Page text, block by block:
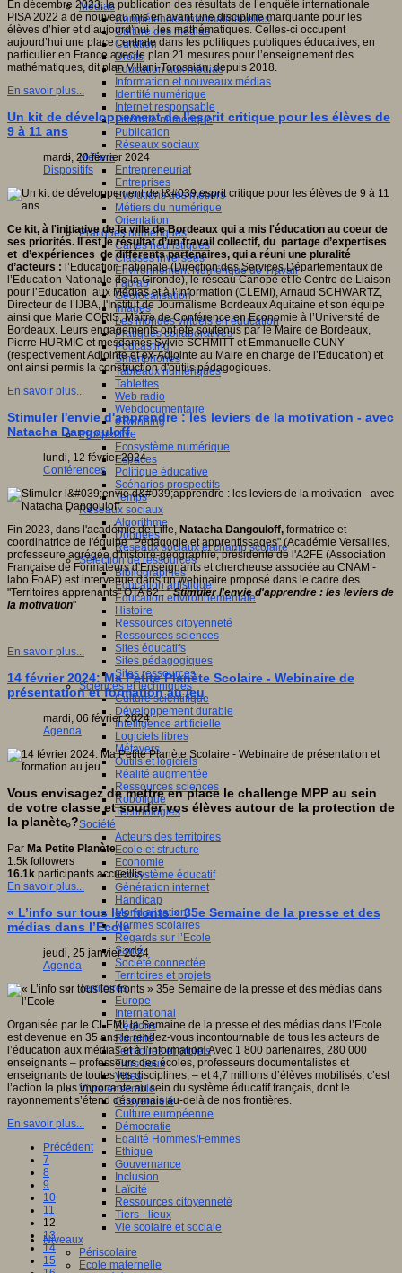
Médias
Compétences informationnelles
Culture des médias
Curation
Droits
Education aux médias
Information et nouveaux médias
Identité numérique
Internet responsable
Littératie numérique
Publication
Réseaux sociaux
Métiers
Entrepreneuriat
Entreprises
Evolutions des métiers
Métiers du numérique
Orientation
Pratiques numériques
Cartes heuristiques
Classes inversées
Environnement Numérique de Travail
Fablab
Géolocalisation
Images
Les mondes virtuels en éducation
Pratiques collaboratives
Podcasting
Smartphones
Tableaux numériques
Tablettes
Web radio
Webdocumentaire
eTwinning
Prospective
Ecosystème numérique
Espaces
Politique éducative
Scénarios prospectifs
Temps
Réseaux sociaux
Algorithme
Données
Réseaux sociaux et champ scolaire
Sélection de ressources
Bibliographies
Education artistique
Education environnementale
Histoire
Ressources citoyenneté
Ressources sciences
Sites éducatifs
Sites pédagogiques
Sites ressources
Sciences et techniques
Culture scientifique
Développement durable
Intelligence artificielle
Logiciels libres
Métavers
Outils et logiciels
Réalité augmentée
Ressources sciences
Robotique
Technologies
Société
Acteurs des territoires
Ecole et structure
Economie
Ecosystème éducatif
Génération internet
Handicap
Mondialisation
Normes scolaires
Regards sur l’Ecole
Santé
Société connectée
Territoires et projets
Territoires
Europe
International
Régions
Ruralité
Territoires et projets
Tiers lieux
Villes
Vivre ensemble
Citoyenneté
Culture européenne
Démocratie
Egalité Hommes/Femmes
Ethique
Gouvernance
Inclusion
Laïcité
Ressources citoyenneté
Tiers - lieux
Vie scolaire et sociale
Niveaux
Périscolaire
Ecole maternelle
En décembre 2023, la publication des résultats de l’enquête internationale
PISA 2022 a de nouveau mis en avant une discipline marquante pour les
élèves d’hier et d’aujourd’hui : les mathématiques. Celles-ci occupent
aujourd’hui une place centrale dans les politiques publiques éducatives, en
particulier en France avec le plan 21 mesures pour l’enseignement des
mathématiques, dit plan Villani-Torossian, depuis 2018.
En savoir plus...
Un kit de développement de l'esprit critique pour les élèves de
9 à 11 ans
mardi, 20 février 2024
Dispositifs
Ce kit, à l'initiative de la ville de Bordeaux qui a mis l'éducation au coeur de
ses priorités. Il est le résultat d’un travail collectif, du partage d’expertises
et d’expériences de différents partenaires, qui a réuni une pluralité
d’acteurs : l’Education nationale (Direction des Services Départementaux de
l’Education Nationale de la Gironde), le réseau Canopé et le Centre de Liaison
pour l’Education aux Médias et à l’Information (CLEMI), Arnaud SCHWARTZ,
Directeur de l’IJBA, l'Institut de Journalisme Bordeaux Aquitaine et son équipe
ainsi que Marie CORIS, Maître de Conférence en Economie à l’Université de
Bordeaux. Leurs engagements ont été soutenus par le Maire de Bordeaux,
Pierre HURMIC et mesdames Sylvie SCHMITT et Emmanuelle CUNY
(respectivement Adjointe et ex-Adjointe au Maire en charge de l’Education) et
ont ainsi permis la construction d'outils pédagogiques.
En savoir plus...
Stimuler l'envie d'apprendre : les leviers de la motivation - avec
Natacha Dangouloff
lundi, 12 février 2024
Conférences
Fin 2023, dans l'académie de Lille, Natacha Dangouloff, formatrice et
coordinatrice de l'équipe "Pédagogie et apprentissages" (Académie Versailles,
professeure agrégée d'histoire-géographie, présidente de l'A2FE (Association
Française de Formateurs d'Enseignants et chercheuse associée au CNAM -
labo FoAP) est intervenue dans un webinaire proposé dans le cadre des
"Territoires apprenants" OTA 62 : "Stimuler l'envie d'apprendre : les leviers de
la motivation"
En savoir plus...
14 février 2024: Ma Petite Planète Scolaire - Webinaire de
présentation et formation au jeu
mardi, 06 février 2024
Agenda
Vous envisagez de mettre en place le challenge MPP au sein
de votre classe et souder vos élèves autour de la protection de
la planète ?
Par Ma Petite Planète
1.5k followers
16.1k participants accueillis
En savoir plus...
« L’info sur tous les fronts » 35e Semaine de la presse et des
médias dans l’Ecole
jeudi, 25 janvier 2024
Agenda
Organisée par le CLEMI, la Semaine de la presse et des médias dans l’Ecole
est devenue en 35 ans le rendez-vous incontournable de tous les acteurs de
l’éducation aux médias et à l’information. Avec 1 800 partenaires, 280 000
enseignants – professeurs des écoles, professeurs documentalistes et
enseignants de toutes les disciplines, – et 4,7 millions d’élèves mobilisés, c’est
l’action la plus importante au sein du système éducatif français, dont le
rayonnement s’étend désormais au-delà de nos frontières.
En savoir plus...
Précédent
7
8
9
10
11
12
13
14
15